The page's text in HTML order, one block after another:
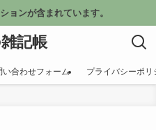
ョンが含まれています。
記帳
い合わせフォーム プライバシーポリ